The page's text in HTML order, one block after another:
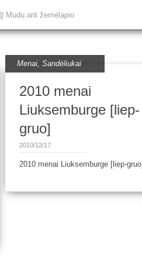
|||| Mudu ant žemėlapio
Menai,Sandėliukai
2010 menai
Liuksemburge [liep-
gruo]
2010/12/17
2010 menai Liuksemburge [liep-